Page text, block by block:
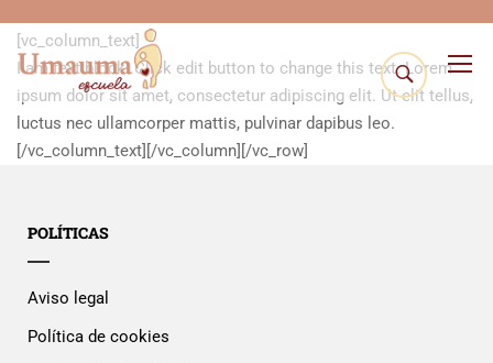
[vc_column_text]
I am text block. Click edit button to change this text. Lorem
ipsum dolor sit amet, consectetur adipiscing elit. Ut elit tellus,
luctus nec ullamcorper mattis, pulvinar dapibus leo.
[/vc_column_text][/vc_column][/vc_row]
POLÍTICAS
Aviso legal
Política de cookies